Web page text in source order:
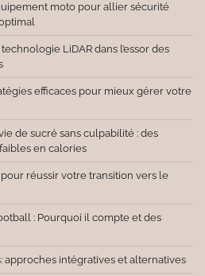
moto pour allier sécurité
LiDAR dans l’essor des
efficaces pour mieux gérer votre
de sucré sans culpabilité : des
en calories
réussir votre transition vers le
: Pourquoi il compte et des
approches intégratives et alternatives